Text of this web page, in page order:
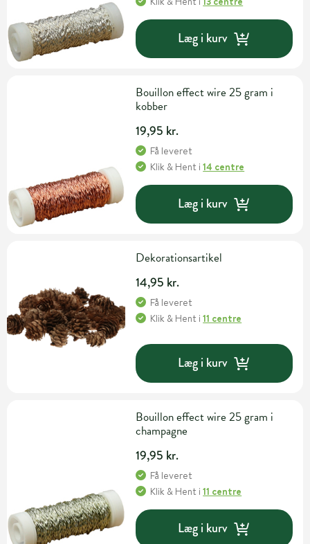
Læg i kurv
Bouillon effect wire 25 gram i
kobber
19,95 kr.
Få leveret
Klik & Hent i14 centre
Læg i kurv
Dekorationsartikel
14,95 kr.
Få leveret
Klik & Hent i11 centre
Læg i kurv
Bouillon effect wire 25 gram i
champagne
19,95 kr.
Få leveret
Klik & Hent i11 centre
Læg i kurv